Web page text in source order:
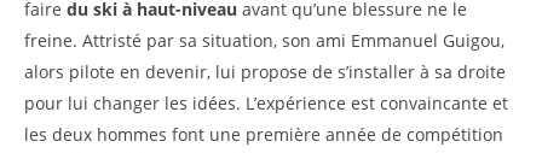
faire du ski à haut-niveau avant qu’une blessure ne le
freine. Attristé par sa situation, son ami Emmanuel Guigou,
alors pilote en devenir, lui propose de s’installer à sa droite
pour lui changer les idées. L’expérience est convaincante et
les deux hommes font une première année de compétition